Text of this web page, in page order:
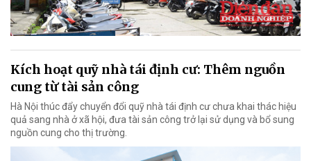
Kích hoạt quỹ nhà tái định cư: Thêm nguồn
cung từ tài sản công
Hà Nội thúc đẩy chuyển đổi quỹ nhà tái định cư chưa khai thác hiệu
quả sang nhà ở xã hội, đưa tài sản công trở lại sử dụng và bổ sung
nguồn cung cho thị trường.